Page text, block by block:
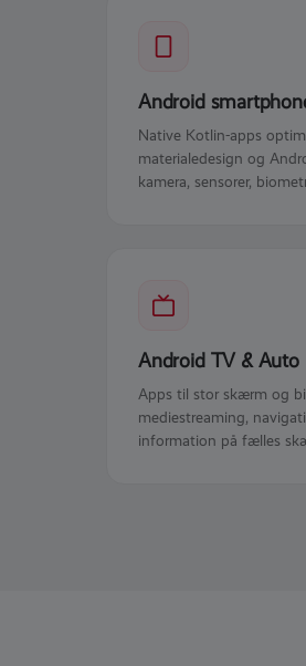
Android
Native Kotlin-apps
materialedesign og
kamera, sensorer,
Android TV & Auto
Apps til stor skærm og
mediestreaming,
information på fælles